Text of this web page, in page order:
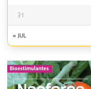
31
« JUL